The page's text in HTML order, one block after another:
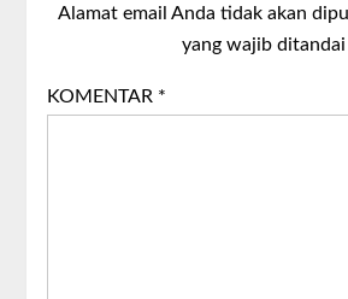
Alamat email Anda tidak akan
yang wajib ditandai
KOMENTAR *